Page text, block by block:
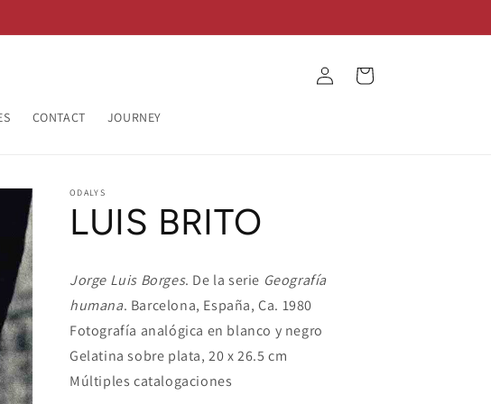
CONTACT JOURNEY
Log
in
Cart
ODALYS
LUIS BRITO
Jorge Luis Borges. De la serie Geografía
humana. Barcelona, España, Ca. 1980
Fotografía analógica en blanco y negro
Gelatina sobre plata, 20 x 26.5 cm
Múltiples catalogaciones